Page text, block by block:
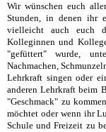
Wir wünschen euch
Stunden, in denen ihr
vielleicht auch euch
Kolleginnen und
"gefüttert" wurde,
Nachmachen,
Lehrkraft singen oder
anderen Lehrkraft beim
"Geschmack" zu
möchtet oder wenn ihr
Schule und Freizeit zu